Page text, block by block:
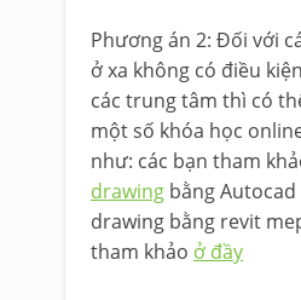
Phương án 2: Đối với
ở xa không có điều
các trung tâm thì có
một số khóa học
như: các bạn tham
drawing bằng
drawing bằng revit
tham khảo ở đầy